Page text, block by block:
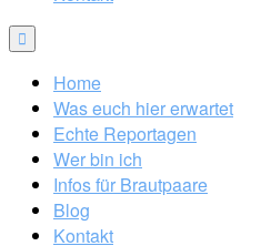
Home
Was euch hier erwartet
Echte Reportagen
Wer bin ich
Infos für Brautpaare
Blog
Kontakt